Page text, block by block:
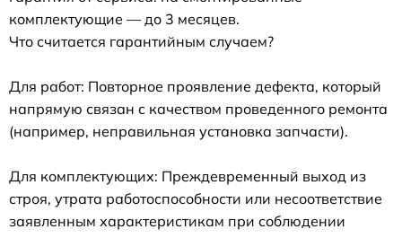
комплектующие — до 3 месяцев.
Что считается гарантийным случаем?
Для работ: Повторное проявление дефекта, который
напрямую связан с качеством проведенного ремонта
(например, неправильная установка запчасти).
Для комплектующих: Преждевременный выход из
строя, утрата работоспособности или несоответствие
заявленным характеристикам при соблюдении